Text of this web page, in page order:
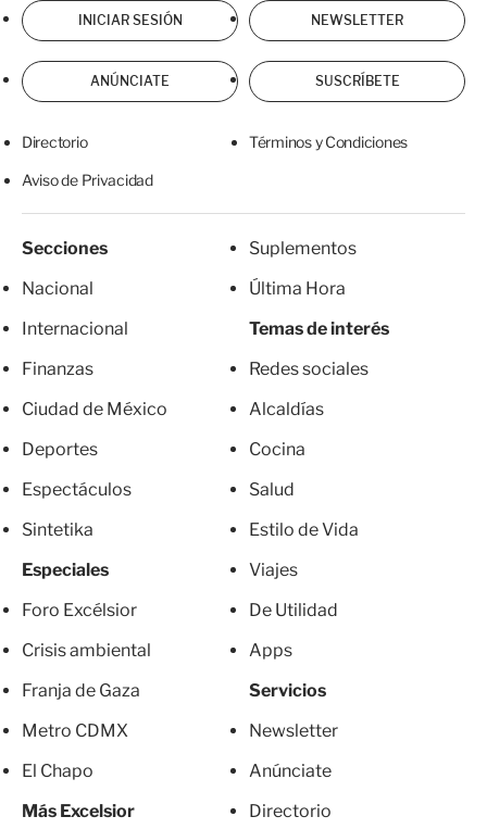
INICIAR SESIÓN NEWSLETTER
ANÚNCIATE SUSCRÍBETE
Directorio Términos y Condiciones
Aviso de Privacidad
Secciones
Nacional
Internacional
Finanzas
Ciudad de México
Deportes
Espectáculos
Sintetika
Especiales
Foro Excélsior
Crisis ambiental
Franja de Gaza
Metro CDMX
El Chapo
Más Excelsior
Suplementos
Última Hora
Temas de interés
Redes sociales
Alcaldías
Cocina
Salud
Estilo de Vida
Viajes
De Utilidad
Apps
Servicios
Newsletter
Anúnciate
Directorio